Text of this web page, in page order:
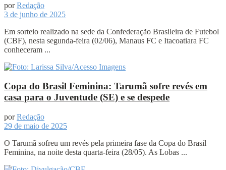
por Redação
3 de junho de 2025
Em sorteio realizado na sede da Confederação Brasileira de Futebol
(CBF), nesta segunda-feira (02/06), Manaus FC e Itacoatiara FC
conheceram ...
Copa do Brasil Feminina: Tarumã sofre revés em
casa para o Juventude (SE) e se despede
por Redação
29 de maio de 2025
O Tarumã sofreu um revés pela primeira fase da Copa do Brasil
Feminina, na noite desta quarta-feira (28/05). As Lobas ...